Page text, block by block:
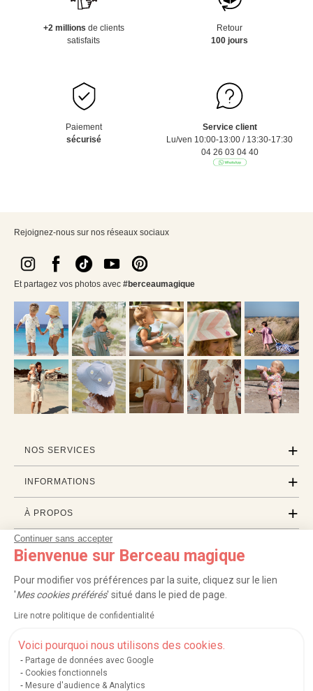
Continuer sans accepter
Bienvenue sur Berceau magique
Pour modifier vos préférences par la suite, cliquez sur le lien
'Mes cookies préférés' situé dans le pied de page.
Lire notre politique de confidentialité
Voici pourquoi nous utilisons des cookies.
Partage de données avec Google
Cookies fonctionnels
Mesure d'audience & Analytics
+2 millions de clients
satisfaits
Retour
100 jours
Paiement
sécurisé
Service client
Lu/ven 10:00-13:00 / 13:30-17:30
04 26 03 04 40
Rejoignez-nous sur nos réseaux sociaux
Et partagez vos photos avec #berceaumagique
NOS SERVICES
INFORMATIONS
À PROPOS
PROFESSIONNELS
LISTES CADEAUX
Service après-vente| FAQ |Rappels de produits|Protection des données
Mentions légales et crédits Conditions générales de ventes
Nos moyens de paiement sécurisés